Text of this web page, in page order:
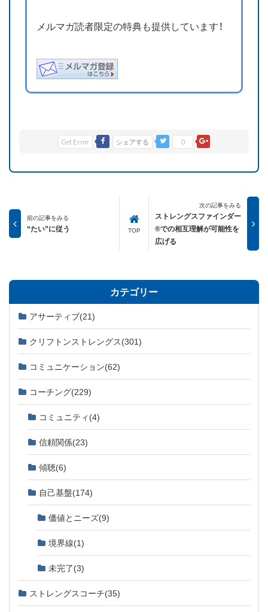
メルマガ読者限定の特典も提供しています！
Get Error シェアする 0
前の記事をみる
“たい”に従う TOP
次の記事をみる
ストレングスファインダー
®での相互理解が可能性を
広げる
カテゴリー
アサーティブ(21)
クリフトンストレングス(301)
コミュニケーション(62)
コーチング(229)
コミュニティ (4)
信頼関係(23)
傾聴(6)
自己基盤(174)
価値とニーズ(9)
境界線(1)
未完了(3)
ストレングスコーチ(35)